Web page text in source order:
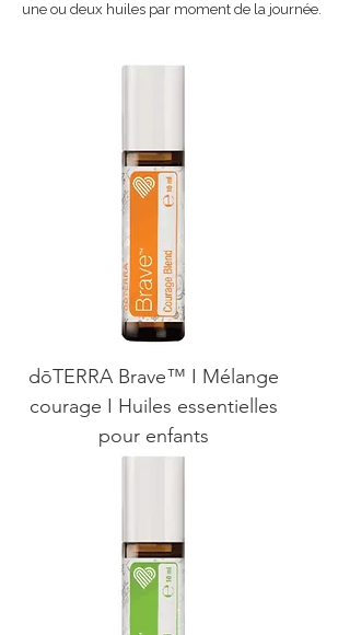
une ou deux huiles par moment de la journée.
dōTERRA Brave™ I Mélange
courage I Huiles essentielles
pour enfants